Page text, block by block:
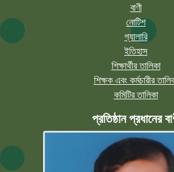
বাণী
নোটিশ
গ্যালারি
ইতিহাস
শিক্ষার্থীর তালিকা
শিক্ষক এবং কর্মচারীর
কমিটির তালিকা
প্রতিষ্ঠান প্রধানের